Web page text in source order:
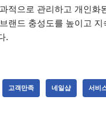
적으로 관리하고 개인화
랜드 충성도를 높이고
.
고객만족 네일샵 서비